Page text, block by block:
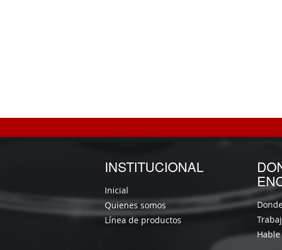
INSTITUCIONAL
Inicial
Quienes somos
Línea de productos